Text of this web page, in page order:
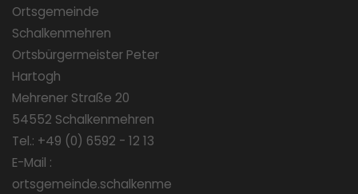
Ortsgemeinde
Schalkenmehren
Ortsbürgermeister Peter
Hartogh
Mehrener Straße 20
54552 Schalkenmehren
Tel.: +49 (0) 6592 - 12 13
E-Mail :
ortsgemeinde.schalkenme